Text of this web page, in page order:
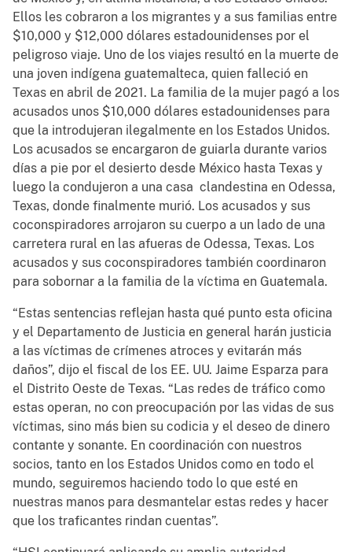
Ellos les cobraron a los migrantes y a sus familias entre
$10,000 y $12,000 dólares estadounidenses por el
peligroso viaje. Uno de los viajes resultó en la muerte de
una joven indígena guatemalteca, quien falleció en
Texas en abril de 2021. La familia de la mujer pagó a los
acusados unos $10,000 dólares estadounidenses para
que la introdujeran ilegalmente en los Estados Unidos.
Los acusados se encargaron de guiarla durante varios
días a pie por el desierto desde México hasta Texas y
luego la condujeron a una casa clandestina en Odessa,
Texas, donde finalmente murió. Los acusados y sus
coconspiradores arrojaron su cuerpo a un lado de una
carretera rural en las afueras de Odessa, Texas. Los
acusados y sus coconspiradores también coordinaron
para sobornar a la familia de la víctima en Guatemala.
“Estas sentencias reflejan hasta qué punto esta oficina
y el Departamento de Justicia en general harán justicia
a las víctimas de crímenes atroces y evitarán más
daños”, dijo el fiscal de los EE. UU. Jaime Esparza para
el Distrito Oeste de Texas. “Las redes de tráfico como
estas operan, no con preocupación por las vidas de sus
víctimas, sino más bien su codicia y el deseo de dinero
contante y sonante. En coordinación con nuestros
socios, tanto en los Estados Unidos como en todo el
mundo, seguiremos haciendo todo lo que esté en
nuestras manos para desmantelar estas redes y hacer
que los traficantes rindan cuentas”.